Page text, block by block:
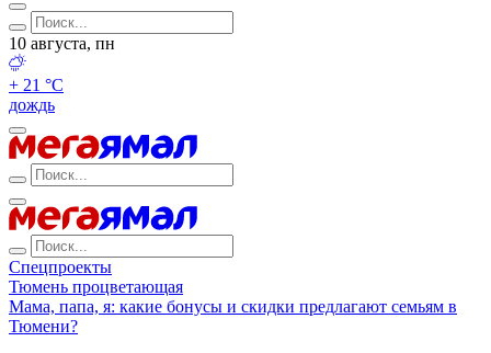
10 августа, пн
+ 21 °С
дождь
Спецпроекты
Тюмень процветающая
Мама, папа, я: какие бонусы и скидки предлагают семьям в
Тюмени?